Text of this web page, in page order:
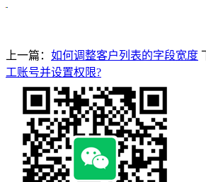
上一篇： 如何调整客户列表的字段宽度
工账号并设置权限?